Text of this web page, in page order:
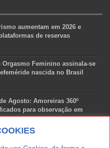
aumentam em 2026 e
de reservas
Orgasmo Feminino assinala-se
nascida no Brasil
Agosto: Amoreiras 360º
para observação em
internacional de liderança